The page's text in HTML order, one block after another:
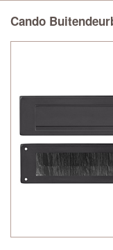
Cando